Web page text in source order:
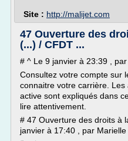
Site : http://malijet.com
47 Ouverture des
(...) / CFDT ...
# ^ Le 9 janvier à 23:39 ,
Consultez votre compte sur
connaitre votre carrière.
active sont expliqués dans
lire attentivement.
# 47 Ouverture des droits à
janvier à 17:40 , par Marielle